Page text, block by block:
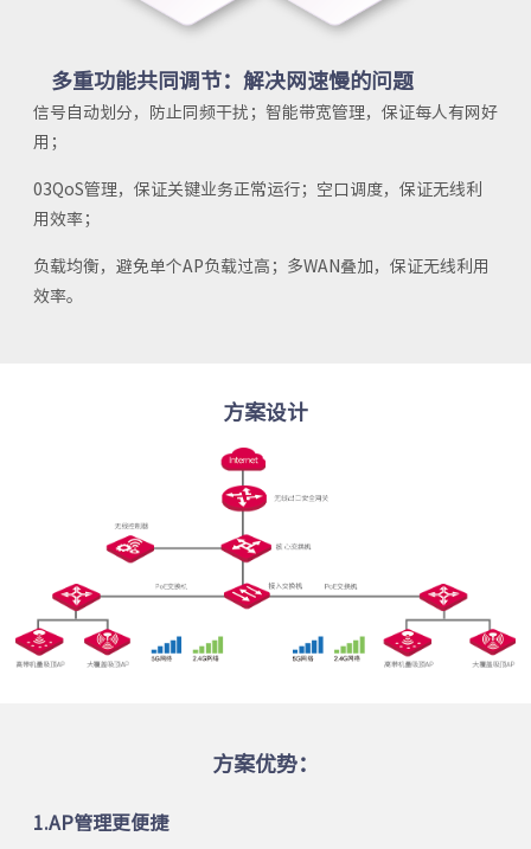
多重功能共同调节： 解决网速慢的问题
信号自动划分，防止同频干扰； 智能带宽管理，保证每人有网好
用；
03QoS管理，保证关键业务正常运行； 空口调度，保证无线利
用效率；
负载均衡，避免单个AP负载过高； 多WAN叠加，保证无线利用
效率。
方案设计
方案优势：
1.AP管理更便捷